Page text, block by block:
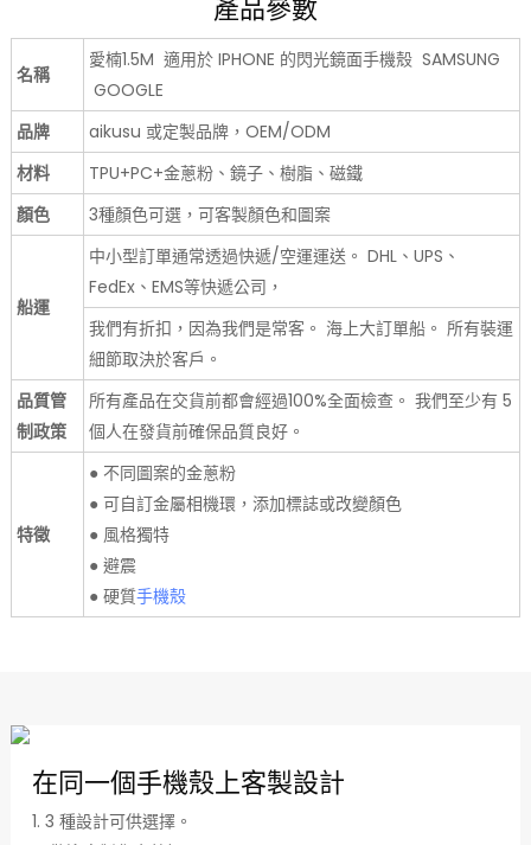
產品參數
名稱
愛楠1.5M 適用於 IPHONE 的閃光鏡面手機殼 SAMSUNG
GOOGLE
品牌
aikusu 或定製品牌，OEM/ODM
材料
TPU+PC+金蔥粉、鏡子、樹脂、磁鐵
顏色
3種顏色可選，可客製顏色和圖案
船運
中小型訂單通常透過快遞/空運運送。 DHL、UPS、
FedEx、EMS等快遞公司，
我們有折扣，因為我們是常客。 海上大訂單船。 所有裝運
細節取決於客戶。
品質管
制政策
所有產品在交貨前都會經過100%全面檢查。 我們至少有 5
個人在發貨前確保品質良好。
特徵
● 不同圖案的金蔥粉
● 可自訂金屬相機環，添加標誌或改變顏色
● 風格獨特
● 避震
● 硬質手機殼
在同一個手機殼上客製設計
1. 3 種設計可供選擇。